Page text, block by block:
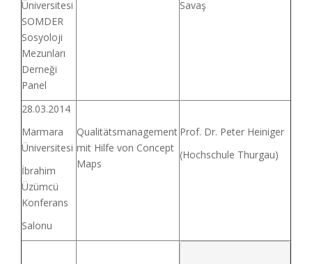
Üniversitesi
SOMDER
Sosyoloji
Mezunları
Derneği
Panel
Savaş
28.03.2014
Marmara
Üniversitesi
İbrahim
Üzümcü
Konferans
Salonu
Qualitätsmanagement
mit Hilfe von Concept
Maps
Prof. Dr. Peter Heiniger
(Hochschule Thurgau)